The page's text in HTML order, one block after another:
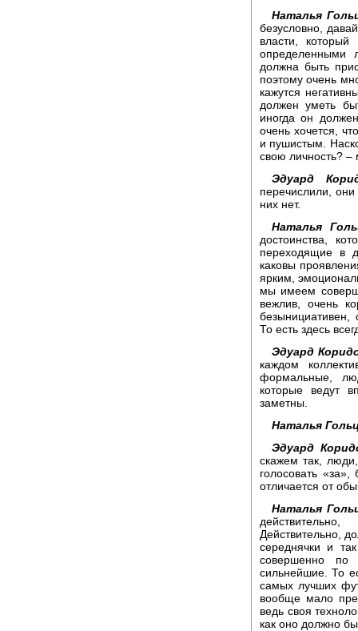
Наталья
безусловно,
власти,
определенными
должна быть
поэтому очень
кажутся
должен уметь
иногда он
очень хочется,
и пушистым.
свою личность? –
Эдуард
перечислили,
них нет.
Наталья
достоинства,
переходящие в
каковы
ярким,
мы имеем
вежлив, очень
безынициативен,
То есть здесь
Эдуард
каждом
формальные,
которые ведут
заметны.
Наталья
Эдуард
скажем так,
голосовать
отличается от
Наталья
Действительно,
середнячки и
совершенно по
сильнейшие. То
самых лучших
вообще мало
ведь своя
как оно должно